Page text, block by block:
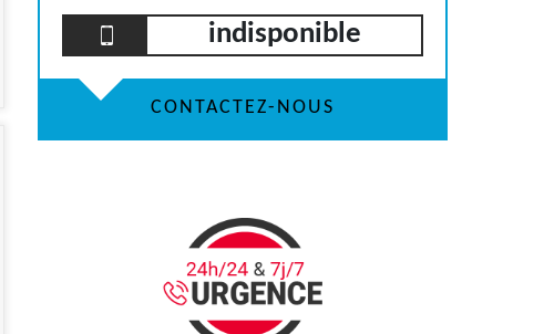
indisponible
CONTACTEZ-NOUS